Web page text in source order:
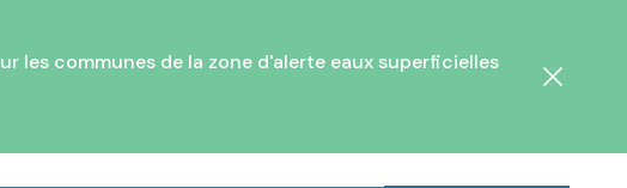
les communes de la zone d'alerte eaux superficielles